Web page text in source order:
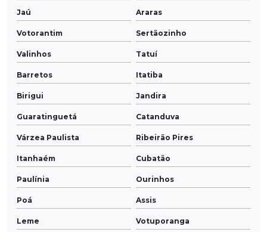
Jaú Araras
Votorantim Sertãozinho
Valinhos Tatuí
Barretos Itatiba
Birigui Jandira
Guaratinguetá Catanduva
Várzea Paulista Ribeirão Pires
Itanhaém Cubatão
Paulínia Ourinhos
Poá Assis
Leme Votuporanga